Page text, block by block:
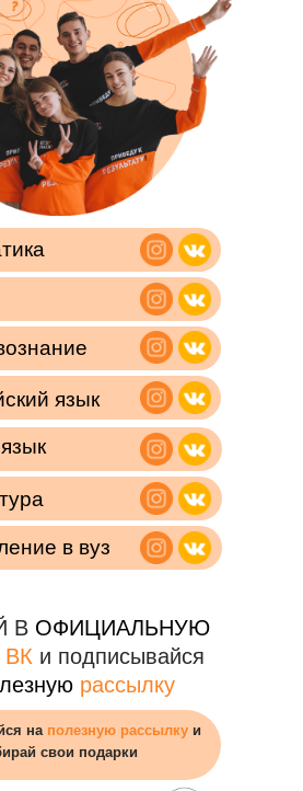
язык
в вуз
В ОФИЦИАЛЬНУЮ
и подписывайся
рассылку
на полезную рассылкуи
свои подарки